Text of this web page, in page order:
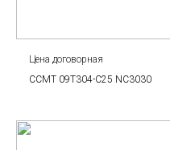
Цена договорная
CCMT 09T304-C25 NC3030